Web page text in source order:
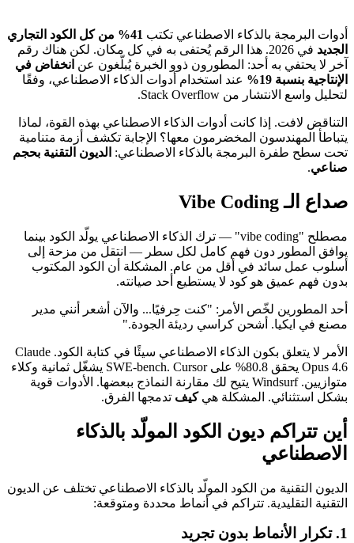
أدوات البرمجة بالذكاء الاصطناعي تكتب
41% من كل الكود التجاري
الجديد
في 2026. هذا الرقم يُحتفى به في كل مكان. لكن هناك رقم
آخر لا يحتفي به أحد: المطورون ذوو الخبرة يُبلّغون عنانخفاض في
الإنتاجية بنسبة 19%
عند استخدام أدوات الذكاء الاصطناعي، وفقًا
لتحليل واسع الانتشار من Stack Overflow.
التناقض لافت. إذا كانت أدوات الذكاء الاصطناعي بهذه القوة، لماذا
يتباطأ المهندسون المخضرمون معها؟ الإجابة تكشف أزمة متنامية
تحت سطح طفرة البرمجة بالذكاء الاصطناعي:الديون التقنية بحجم
صناعي
صداع الـ Vibe Coding
مصطلح "vibe coding" — ترك الذكاء الاصطناعي يولّد الكود بينما
يوافق المطور دون فهم كامل لكل سطر — انتقل من مزحة إلى
أسلوب عمل سائد في أقل من عام. المشكلة أن الكود المكتوب
بدون فهم عميق هو كود لا يستطيع أحد صيانته.
أحد المطورين لخّص الأمر: "كنت حِرفيًا... والآن أشعر أنني مدير
مصنع في ايكيا. أشحن كراسي رديئة الجودة."
الأمر لا يتعلق بكون الذكاء الاصطناعي سيئًا في كتابة الكود. Claude
Opus 4.6 يحقق 80.8% على SWE-bench. Cursor يشغّل ثمانية وكلاء
متوازيين. Windsurf يتيح لك مقارنة النماذج ببعضها. الأدوات قوية
بشكل استثنائي. المشكلة هي كيفتدمجها الفرق.
أين تتراكم ديون الكود المولّد بالذكاء
الاصطناعي
الديون التقنية من الكود المولّد بالذكاء الاصطناعي تختلف عن الديون
التقنية التقليدية. تتراكم في أنماط محددة ومتوقعة:
1. تكرار الأنماط بدون تجريد